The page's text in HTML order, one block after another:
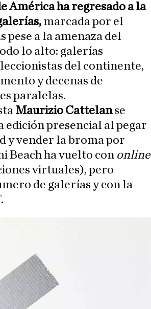
América ha regresado a la
marcada por el
pese a la amenaza del
lo alto: galerías
del continente,
y decenas de
paralelas.
Maurizio Cattelanse
presencial al pegar
y vender la broma por
Beach ha vuelto con online
virtuales), pero
de galerías y con la
.